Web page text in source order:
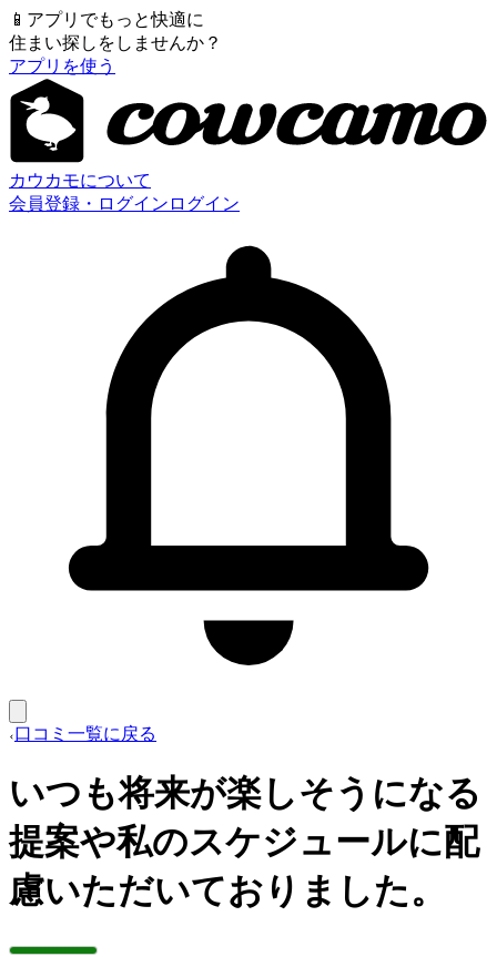
📱 アプリでもっと快適に
住まい探しをしませんか？
アプリを使う
カウカモについて
会員登録・ログイン ログイン
口コミ一覧に戻る
いつも将来が楽しそうになる
提案や私のスケジュールに配
慮いただいておりました。